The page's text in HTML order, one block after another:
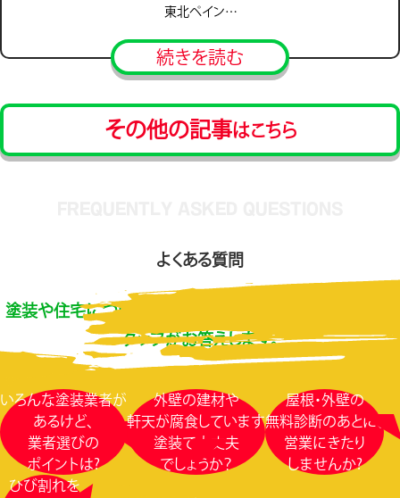
東北ペイン…
続きを読む
その他の記事はこちら
よくある質問
塗装や住宅についてわからないこと、ご質問など、専門ス
タッフがお答えします。
いろんな塗装業者が
あるけど、
業者選びの
ポイントは?
外壁の建材や
軒天が腐食しています
塗装で大丈夫
でしょうか？
屋根・外壁の
無料診断のあとに、
営業にきたり
しませんか?
ひび割れを